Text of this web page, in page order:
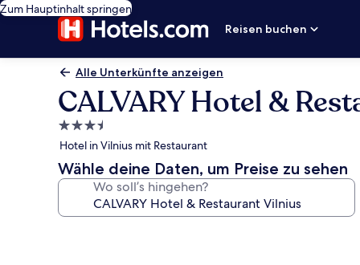
Zum Hauptinhalt springen
Reisen buchen
Alle Unterkünfte anzeigen
CALVARY Hotel &
3.5-
Sterne-
Unterkunft
Hotel in Vilnius mit Restaurant
Wähle deine Daten, um Preise zu sehen
Wo soll’s hingehen?